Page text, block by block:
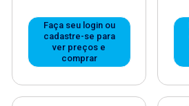
Faça seu login ou
cadastre-se para
ver preços e
comprar